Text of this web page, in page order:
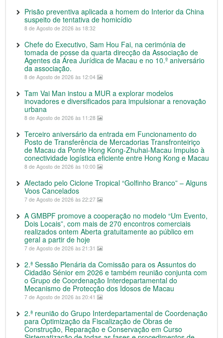
Prisão preventiva aplicada a homem do Interior da China
suspeito de tentativa de homicídio
8 de Agosto de 2026 às 18:32
Chefe do Executivo, Sam Hou Fai, na cerimónia de
tomada de posse da quarta direcção da Associação de
Agentes da Área Jurídica de Macau e no 10.º aniversário
da associação.
8 de Agosto de 2026 às 12:04
Tam Vai Man instou a MUR a explorar modelos
inovadores e diversificados para impulsionar a renovação
urbana
8 de Agosto de 2026 às 11:28
Terceiro aniversário da entrada em Funcionamento do
Posto de Transferência de Mercadorias Transfronteiriço
de Macau da Ponte Hong Kong-Zhuhai-Macau Impulso à
conectividade logística eficiente entre Hong Kong e Macau
8 de Agosto de 2026 às 10:00
Afectado pelo Ciclone Tropical “Golfinho Branco” – Alguns
Voos Cancelados
7 de Agosto de 2026 às 22:27
A GMBPF promove a cooperação no modelo “Um Evento,
Dois Locais”, com mais de 270 encontros comerciais
realizados ontem Aberta gratuitamente ao público em
geral a partir de hoje
7 de Agosto de 2026 às 21:31
2.ª Sessão Plenária da Comissão para os Assuntos do
Cidadão Sénior em 2026 e também reunião conjunta com
o Grupo de Coordenação Interdepartamental do
Mecanismo de Protecção dos Idosos de Macau
7 de Agosto de 2026 às 20:41
2.ª reunião do Grupo Interdepartamental de Coordenação
para Optimização da Fiscalização de Obras de
Construção, Reparação e Conservação em Curso